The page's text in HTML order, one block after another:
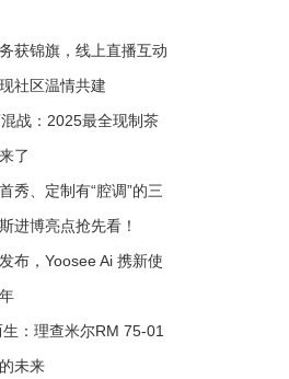
获锦旗，线上直播互动
社区温情共建
战：2025最全现制茶
了
秀、定制有“腔调”的三
博亮点抢先看！
布，Yoosee Ai 携新使
：理查米尔RM 75-01
未来